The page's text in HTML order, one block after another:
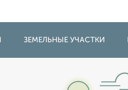
ЗЕМЕЛЬНЫЕ УЧАСТКИ